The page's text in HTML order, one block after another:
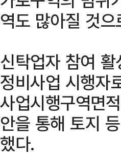
역도 많아질 것
신탁업자 참여
정비사업 시행자
사업시행구역면
안을 통해 토지
했다.